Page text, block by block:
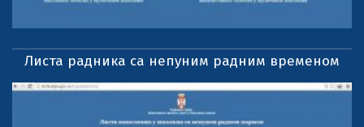
Листа радника са непуним радним временом